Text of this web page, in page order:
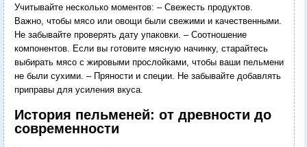
Учитывайте несколько моментов: – Свежесть продуктов.
Важно, чтобы мясо или овощи были свежими и качественными.
Не забывайте проверять дату упаковки. – Соотношение
компонентов. Если вы готовите мясную начинку, старайтесь
выбирать мясо с жировыми прослойками, чтобы ваши пельмени
не были сухими. – Пряности и специи. Не забывайте добавлять
приправы для усиления вкуса.
История пельменей: от древности до
современности